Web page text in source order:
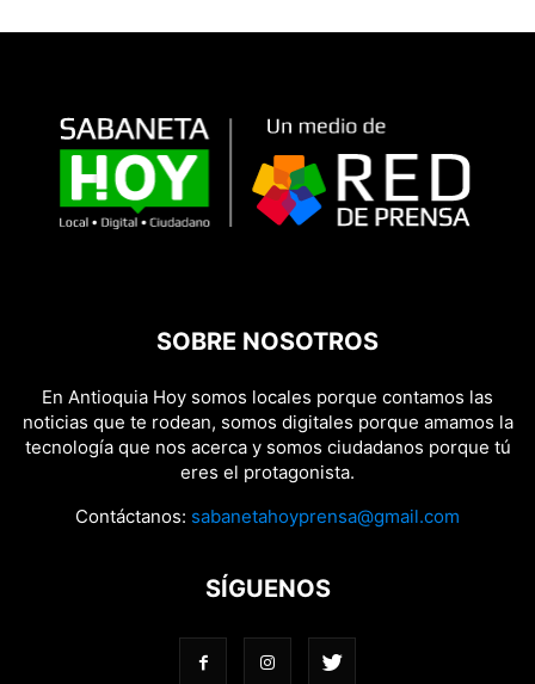
SOBRE NOSOTROS
En Antioquia Hoy somos locales porque contamos las
noticias que te rodean, somos digitales porque amamos la
tecnología que nos acerca y somos ciudadanos porque tú
eres el protagonista.
Contáctanos: sabanetahoyprensa@gmail.com
SÍGUENOS